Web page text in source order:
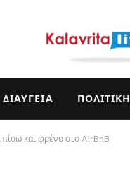
ΔΙΑΎΓΕΙΑ ΠΟΛΙΤΙΚΉ
πίσω και φρένο στο AirBnB